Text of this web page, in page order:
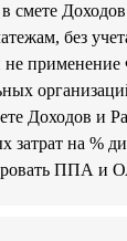
смете
без
не
Доходов и
затрат на %
ППА и